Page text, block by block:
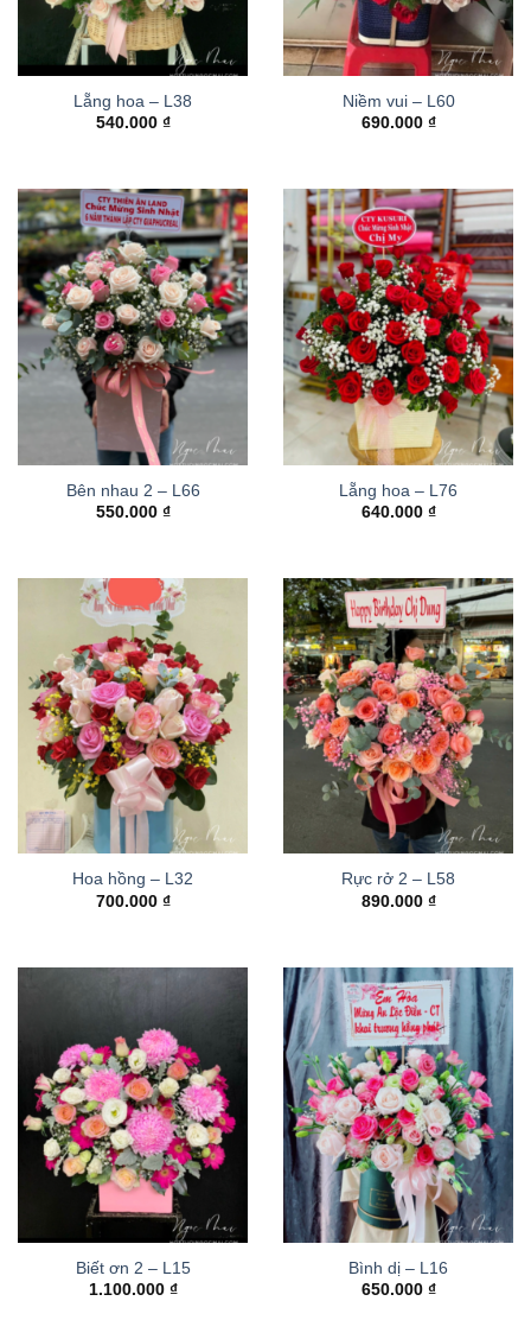
Lẵng hoa – L38
540.000 ₫
Niềm vui – L60
690.000 ₫
Bên nhau 2 – L66
550.000 ₫
Lẵng hoa – L76
640.000 ₫
Hoa hồng – L32
700.000 ₫
Rực rở 2 – L58
890.000 ₫
Biết ơn 2 – L15
1.100.000 ₫
Bình dị – L16
650.000 ₫